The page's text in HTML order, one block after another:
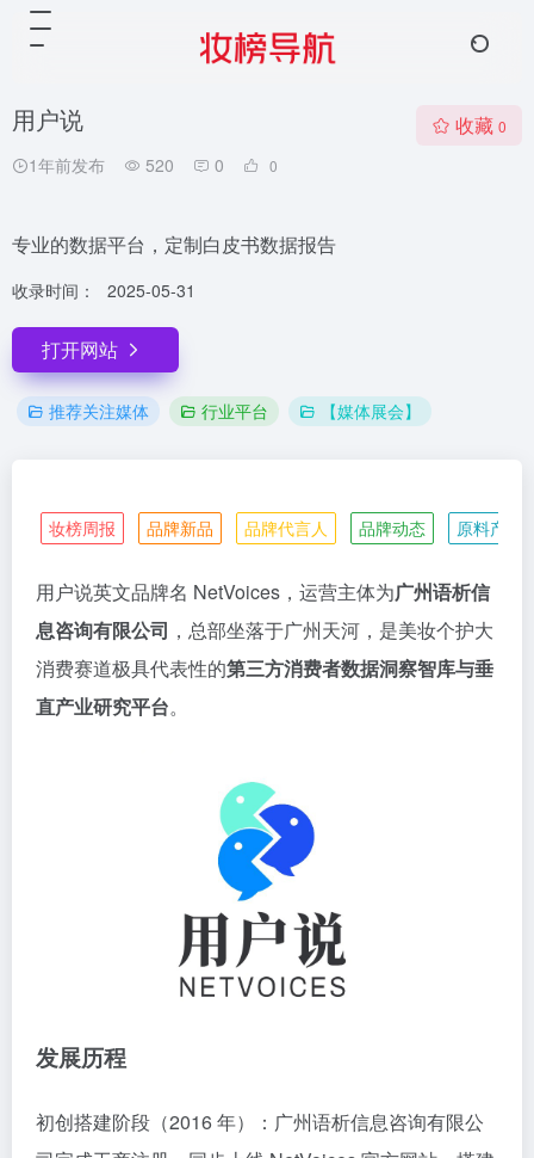
用户说
1年前发布 520 0 0
收藏 0
专业的数据平台，定制白皮书数据报告
收录时间： 2025-05-31
打开网站
推荐关注媒体 行业平台 【媒体展会】
妆榜周报 品牌新品 品牌代言人 品牌动态 原料产业
用户说英文品牌名 NetVoices，运营主体为广州语析信
息咨询有限公司 ，总部坐落于广州天河，是美妆个护大
消费赛道极具代表性的第三方消费者数据洞察智库与垂
直产业研究平台。
发展历程
初创搭建阶段（2016 年）：广州语析信息咨询有限公